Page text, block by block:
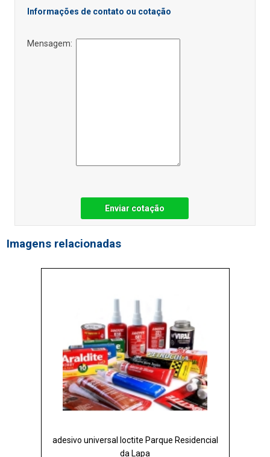
Informações de contato ou cotação
Mensagem:
Enviar cotação
Imagens relacionadas
adesivo universal loctite Parque Residencial
da Lapa